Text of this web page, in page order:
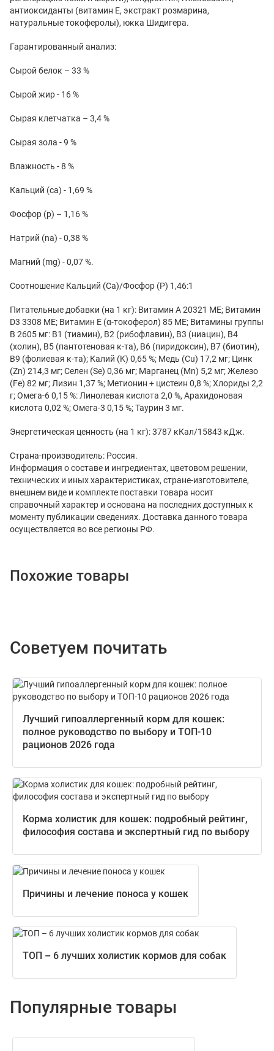
антиоксиданты (витамин Е, экстракт розмарина,
натуральные токоферолы), юкка Шидигера.
Гарантированный анализ:
Сырой белок – 33 %
Сырой жир - 16 %
Сырая клетчатка – 3,4 %
Сырая зола - 9 %
Влажность - 8 %
Кальций (са) - 1,69 %
Фосфор (р) – 1,16 %
Натрий (na) - 0,38 %
Магний (mg) - 0,07 %.
Соотношение Кальций (Са)/Фосфор (Р) 1,46:1
Питательные добавки (на 1 кг): Витамин A 20321 МЕ; Витамин
D3 3308 МЕ; Витамин Е (α-токоферол) 85 МЕ; Витамины группы
В 2605 мг: В1 (тиамин), В2 (рибофлавин), В3 (ниацин), В4
(холин), В5 (пантотеновая к-та), В6 (пиридоксин), В7 (биотин),
В9 (фолиевая к-та); Калий (K) 0,65 %; Медь (Cu) 17,2 мг; Цинк
(Zn) 214,3 мг; Селен (Se) 0,36 мг; Марганец (Mn) 5,2 мг; Железо
(Fe) 82 мг; Лизин 1,37 %; Метионин + цистеин 0,8 %; Хлориды 2,2
г; Омега-6 0,15 %: Линолевая кислота 2,0 %, Арахидоновая
кислота 0,02 %; Омега-3 0,15 %; Таурин 3 мг.
Энергетическая ценность (на 1 кг): 3787 кКал/15843 кДж.
Страна-производитель: Россия.
Информация о составе и ингредиентах, цветовом решении,
технических и иных характеристиках, стране-изготовителе,
внешнем виде и комплекте поставки товара носит
справочный характер и основана на последних доступных к
моменту публикации сведениях. Доставка данного товара
осуществляется во все регионы РФ.
Похожие товары
Советуем почитать
Лучший гипоаллергенный корм для кошек:
полное руководство по выбору и ТОП-10
рационов 2026 года
Корма холистик для кошек: подробный рейтинг,
философия состава и экспертный гид по выбору
Причины и лечение поноса у кошек
ТОП – 6 лучших холистик кормов для собак
Популярные товары